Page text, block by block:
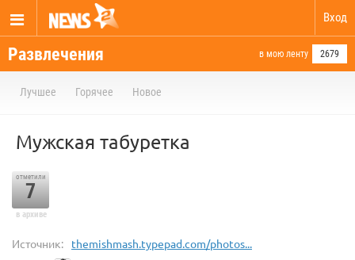
Вход
Развлечения в мою ленту 2679
Лучшее Горячее Новое
Мужская табуретка
отметили
7
в архиве
Источник: themishmash.typepad.com/photos...